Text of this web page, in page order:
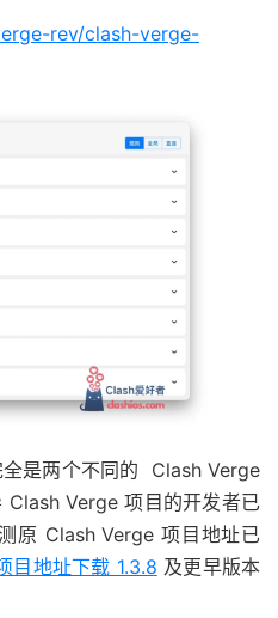
rev/clash-verge-
全是两个不同的 Clash Verge
Clash Verge 项目的开发者已
原 Clash Verge 项目地址已
目地址下载 1.3.8 及更早版本